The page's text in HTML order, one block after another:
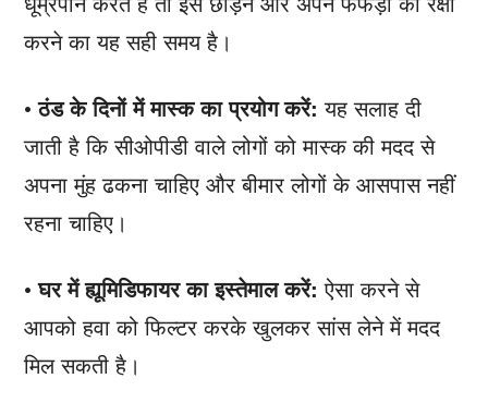
करने का यह सही समय है।
•ठंड के दिनों में मास्क का प्रयोग करें: यह सलाह दी
जाती है कि सीओपीडी वाले लोगों को मास्क की मदद से
अपना मुंह ढकना चाहिए और बीमार लोगों के आसपास नहीं
रहना चाहिए।
•घर में ह्यूमिडिफायर का इस्तेमाल करें: ऐसा करने से
आपको हवा को फिल्टर करके खुलकर सांस लेने में मदद
मिल सकती है।